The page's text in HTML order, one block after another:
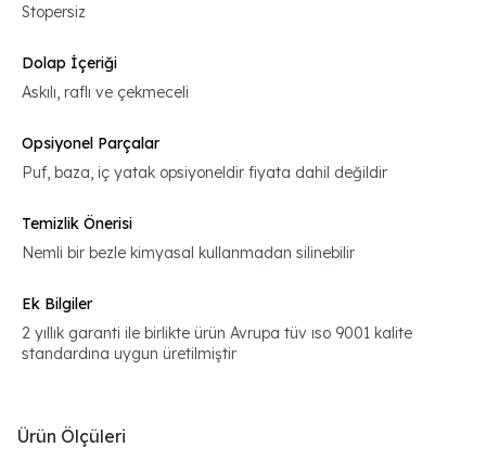
Stopersiz
Dolap İçeriği
Askılı, raflı ve çekmeceli
Opsiyonel Parçalar
Puf, baza, iç yatak opsiyoneldir fiyata dahil değildir
Temizlik Önerisi
Nemli bir bezle kimyasal kullanmadan silinebilir
Ek Bilgiler
2 yıllık garanti ile birlikte ürün Avrupa tüv ıso 9001 kalite
standardına uygun üretilmiştir
Ürün Ölçüleri